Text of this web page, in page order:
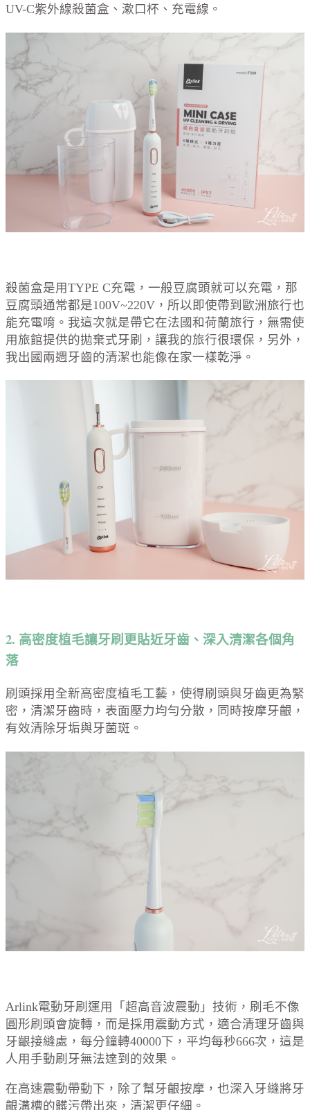
UV-C紫外線殺菌盒、漱口杯、充電線。
殺菌盒是用TYPE C充電，一般豆腐頭就可以充電，那
豆腐頭通常都是100V~220V，所以即使帶到歐洲旅行也
能充電唷。我這次就是帶它在法國和荷蘭旅行，無需使
用旅館提供的拋棄式牙刷，讓我的旅行很環保，另外，
我出國兩週牙齒的清潔也能像在家一樣乾淨。
2. 高密度植毛讓牙刷更貼近牙齒、深入清潔各個角
落
刷頭採用全新高密度植毛工藝，使得刷頭與牙齒更為緊
密，清潔牙齒時，表面壓力均勻分散，同時按摩牙齦，
有效清除牙垢與牙菌斑。
Arlink電動牙刷運用「超高音波震動」技術，刷毛不像
圓形刷頭會旋轉，而是採用震動方式，適合清理牙齒與
牙齦接縫處，每分鐘轉40000下，平均每秒666次，這是
人用手動刷牙無法達到的效果。
在高速震動帶動下，除了幫牙齦按摩，也深入牙縫將牙
齦溝槽的髒污帶出來，清潔更仔細。